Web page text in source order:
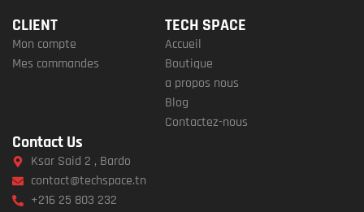
CLIENT
Mon compte
Mes commandes
TECH SPACE
Accueil
Boutique
a propos nous
Blog
Contactez-nous
Contact Us
Ksar Said 2 , Bardo
contact@techspace.tn
+216 25 803 232